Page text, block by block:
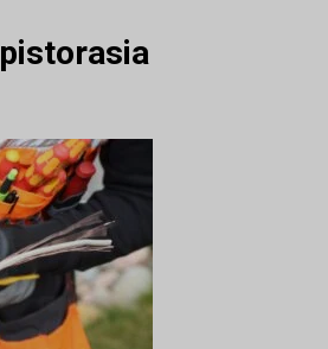
pistorasia